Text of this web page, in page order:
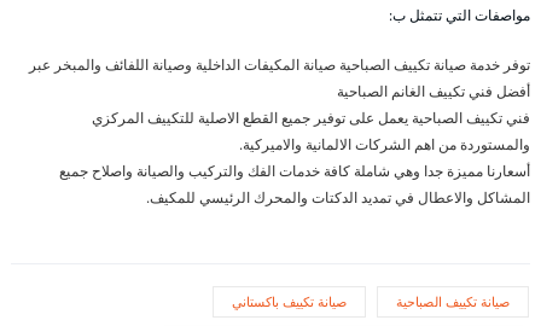
مواصفات التي تتمثل ب:
توفر خدمة صيانة تكييف الصباحية صيانة المكيفات الداخلية وصيانة اللفائف والمبخر عبر
أفضل فني تكييف الغانم الصباحية
فني تكييف الصباحية يعمل على توفير جميع القطع الاصلية للتكييف المركزي
والمستوردة من اهم الشركات الالمانية والاميركية.
أسعارنا مميزة جدا وهي شاملة كافة خدمات الفك والتركيب والصيانة واصلاح جميع
المشاكل والاعطال في تمديد الدكتات والمحرك الرئيسي للمكيف.
صيانة تكييف الصباحية صيانة تكييف باكستاني